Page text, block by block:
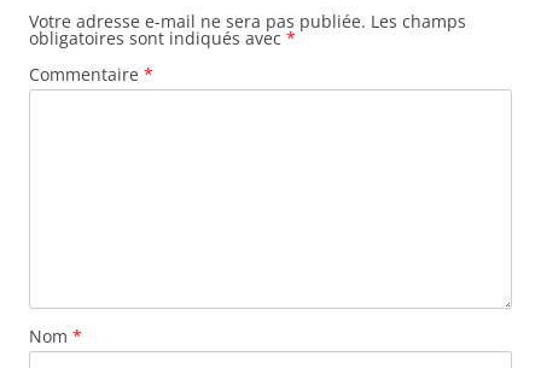
Votre adresse e-mail ne sera pas publiée. Les champs
obligatoires sont indiqués avec *
Commentaire *
Nom *